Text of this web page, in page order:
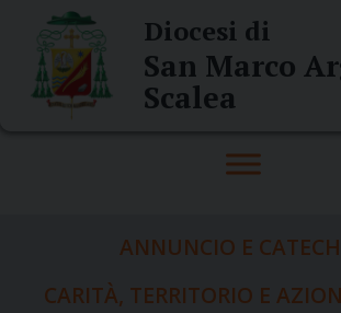
content
Diocesi di
San Marco
Scalea
ANNUNCIO E
CARITÀ, TERRITORIO E